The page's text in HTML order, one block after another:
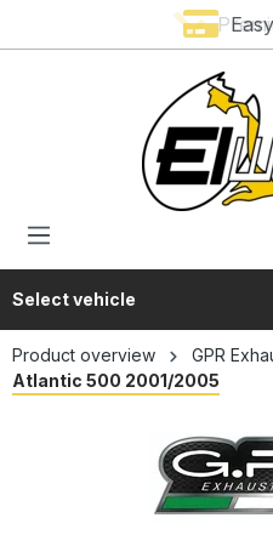
Select vehicle
Product overview GPR
Atlantic 500 2001/2005